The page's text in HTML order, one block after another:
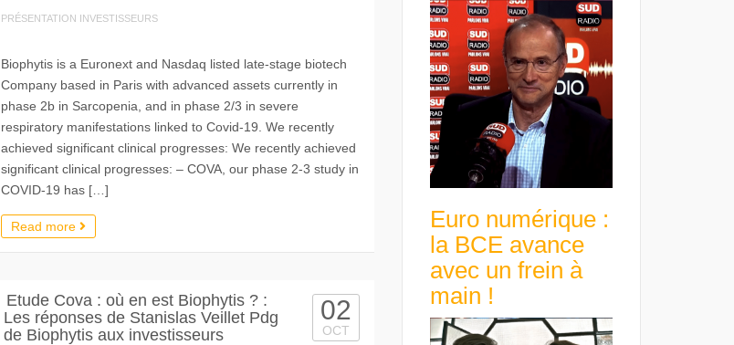
PRÉSENTATION INVESTISSEURS
Biophytis is a Euronext and Nasdaq listed late-stage biotech
Company based in Paris with advanced assets currently in
phase 2b in Sarcopenia, and in phase 2/3 in severe
respiratory manifestations linked to Covid-19. We recently
achieved significant clinical progresses: We recently achieved
significant clinical progresses: – COVA, our phase 2-3 study in
COVID-19 has […]
Read more
Etude Cova : où en est Biophytis ? :
Les réponses de Stanislas Veillet Pdg
de Biophytis aux investisseurs
02
OCT
Euro numérique :
la BCE avance
avec un frein à
main !